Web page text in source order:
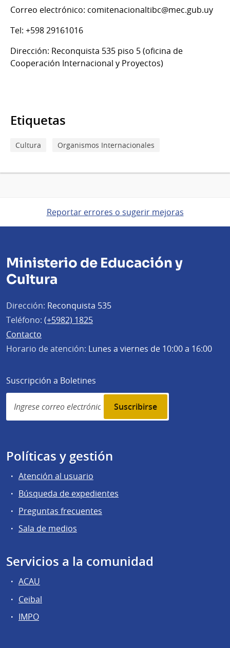
Correo electrónico: comitenacionaltibc@mec.gub.uy
Tel: +598 29161016
Dirección: Reconquista 535 piso 5 (oficina de
Cooperación Internacional y Proyectos)
Etiquetas
Cultura Organismos Internacionales
Reportar errores o sugerir mejoras
Ministerio de Educación y
Cultura
Dirección: Reconquista 535
Teléfono: (+5982) 1825
Contacto
Horario de atención: Lunes a viernes de 10:00 a 16:00
Suscripción a Boletines
Simplenews
subscription
Políticas y gestión
Atención al usuario
Búsqueda de expedientes
Preguntas frecuentes
Sala de medios
Servicios a la comunidad
ACAU
Ceibal
IMPO